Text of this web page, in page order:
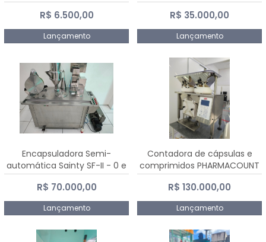
R$ 6.500,00
Lançamento
R$ 35.000,00
Lançamento
Encapsuladora Semi-
automática Sainty SF-II - 0 e
00
R$ 70.000,00
Lançamento
Contadora de cápsulas e
comprimidos PHARMACOUNT
- 2-2R3
R$ 130.000,00
Lançamento